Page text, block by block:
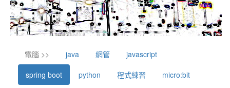
電腦 >> java 網管
javascript
spring boot
python 程式練習
micro:bit